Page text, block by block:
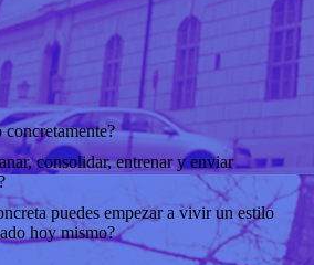
consolidar, entrenar y enviar
puedes empezar a vivir un estilo
hoy mismo?